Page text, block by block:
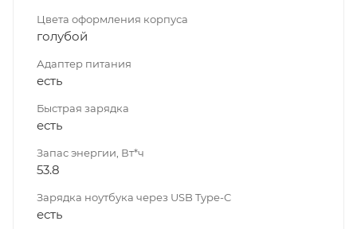
Цвета оформления корпуса
голубой
Адаптер питания
есть
Быстрая зарядка
есть
Запас энергии, Вт*ч
53.8
Зарядка ноутбука через USB Type-C
есть